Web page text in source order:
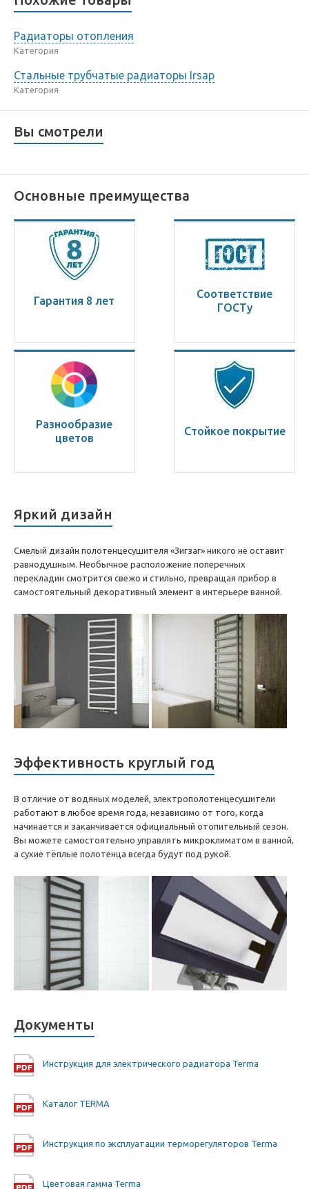
Радиаторы отопления
Категория
Стальные трубчатые радиаторы Irsap
Категория
Вы смотрели
Основные преимущества
Гарантия 8 лет
Соответствие
ГОСТу
Разнообразие
цветов
Стойкое покрытие
Яркий дизайн
Смелый дизайн полотенцесушителя «Зигзаг» никого не оставит
равнодушным. Необычное расположение поперечных
перекладин смотрится свежо и стильно, превращая прибор в
самостоятельный декоративный элемент в интерьере ванной.
Эффективность круглый год
В отличие от водяных моделей, электрополотенцесушители
работают в любое время года, независимо от того, когда
начинается и заканчивается официальный отопительный сезон.
Вы можете самостоятельно управлять микроклиматом в ванной,
а сухие тёплые полотенца всегда будут под рукой.
Документы
Инструкция для электрического радиатора Terma
Каталог TERMA
Инструкция по эксплуатации терморегуляторов Terma
Цветовая гамма Terma